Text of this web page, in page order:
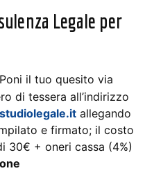
Legale per
il tuo quesito via
di tessera all’indirizzo
allegando
e firmato; il costo
30€ + oneri cassa (4%)